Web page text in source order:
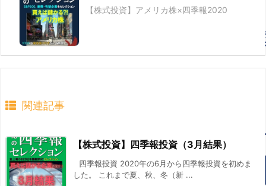
【株式投資】アメリカ株×四季報2020
関連記事
【株式投資】四季報投資（3月結果）
四季報投資 2020年の6月から四季報投資を初めま
した。 これまで夏、秋、冬（新 ...